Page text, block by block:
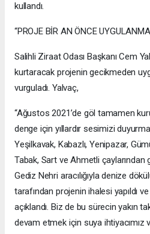
kullandı.
“PROJE BİR AN ÖNCE
Salihli Ziraat Odası Başkanı Cem
kurtaracak projenin gecikmeden
vurguladı. Yalvaç,
“Ağustos 2021’de göl tamamen
denge için yıllardır sesimizi
Yeşilkavak, Kabazlı, Yenipazar,
Tabak, Sart ve Ahmetli çaylarından
Gediz Nehri aracılığıyla denize
tarafından projenin ihalesi yapıldı
açıklandı. Biz de bu sürecin yakın
devam etmek için suya ihtiyacımız